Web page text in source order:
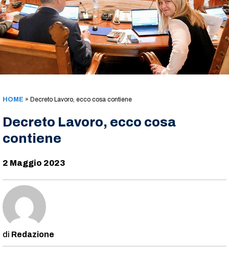
HOME » Decreto Lavoro, ecco cosa contiene
Decreto Lavoro, ecco cosa
contiene
2 Maggio 2023
Redazione